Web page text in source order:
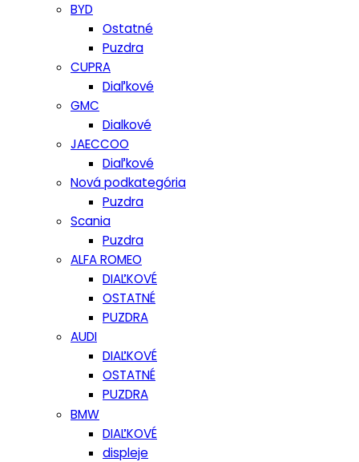
BYD
Ostatné
Puzdra
CUPRA
Diaľkové
GMC
Dialkové
JAECCOO
Diaľkové
Nová podkategória
Puzdra
Scania
Puzdra
ALFA ROMEO
DIAĽKOVÉ
OSTATNÉ
PUZDRA
AUDI
DIAĽKOVÉ
OSTATNÉ
PUZDRA
BMW
DIAĽKOVÉ
displeje